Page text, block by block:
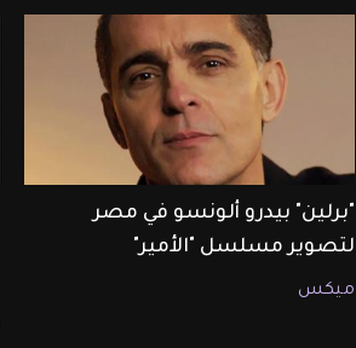
"برلين" بيدرو ألونسو في مصر
لتصوير مسلسل "الأمير"
ميكس